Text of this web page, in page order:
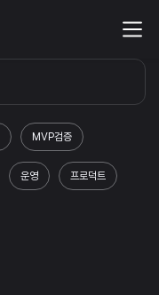
MVP검증
운영 프로덕트